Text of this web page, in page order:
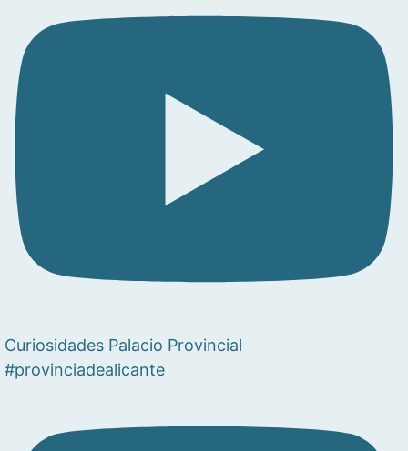
Curiosidades Palacio Provincial
#provinciadealicante